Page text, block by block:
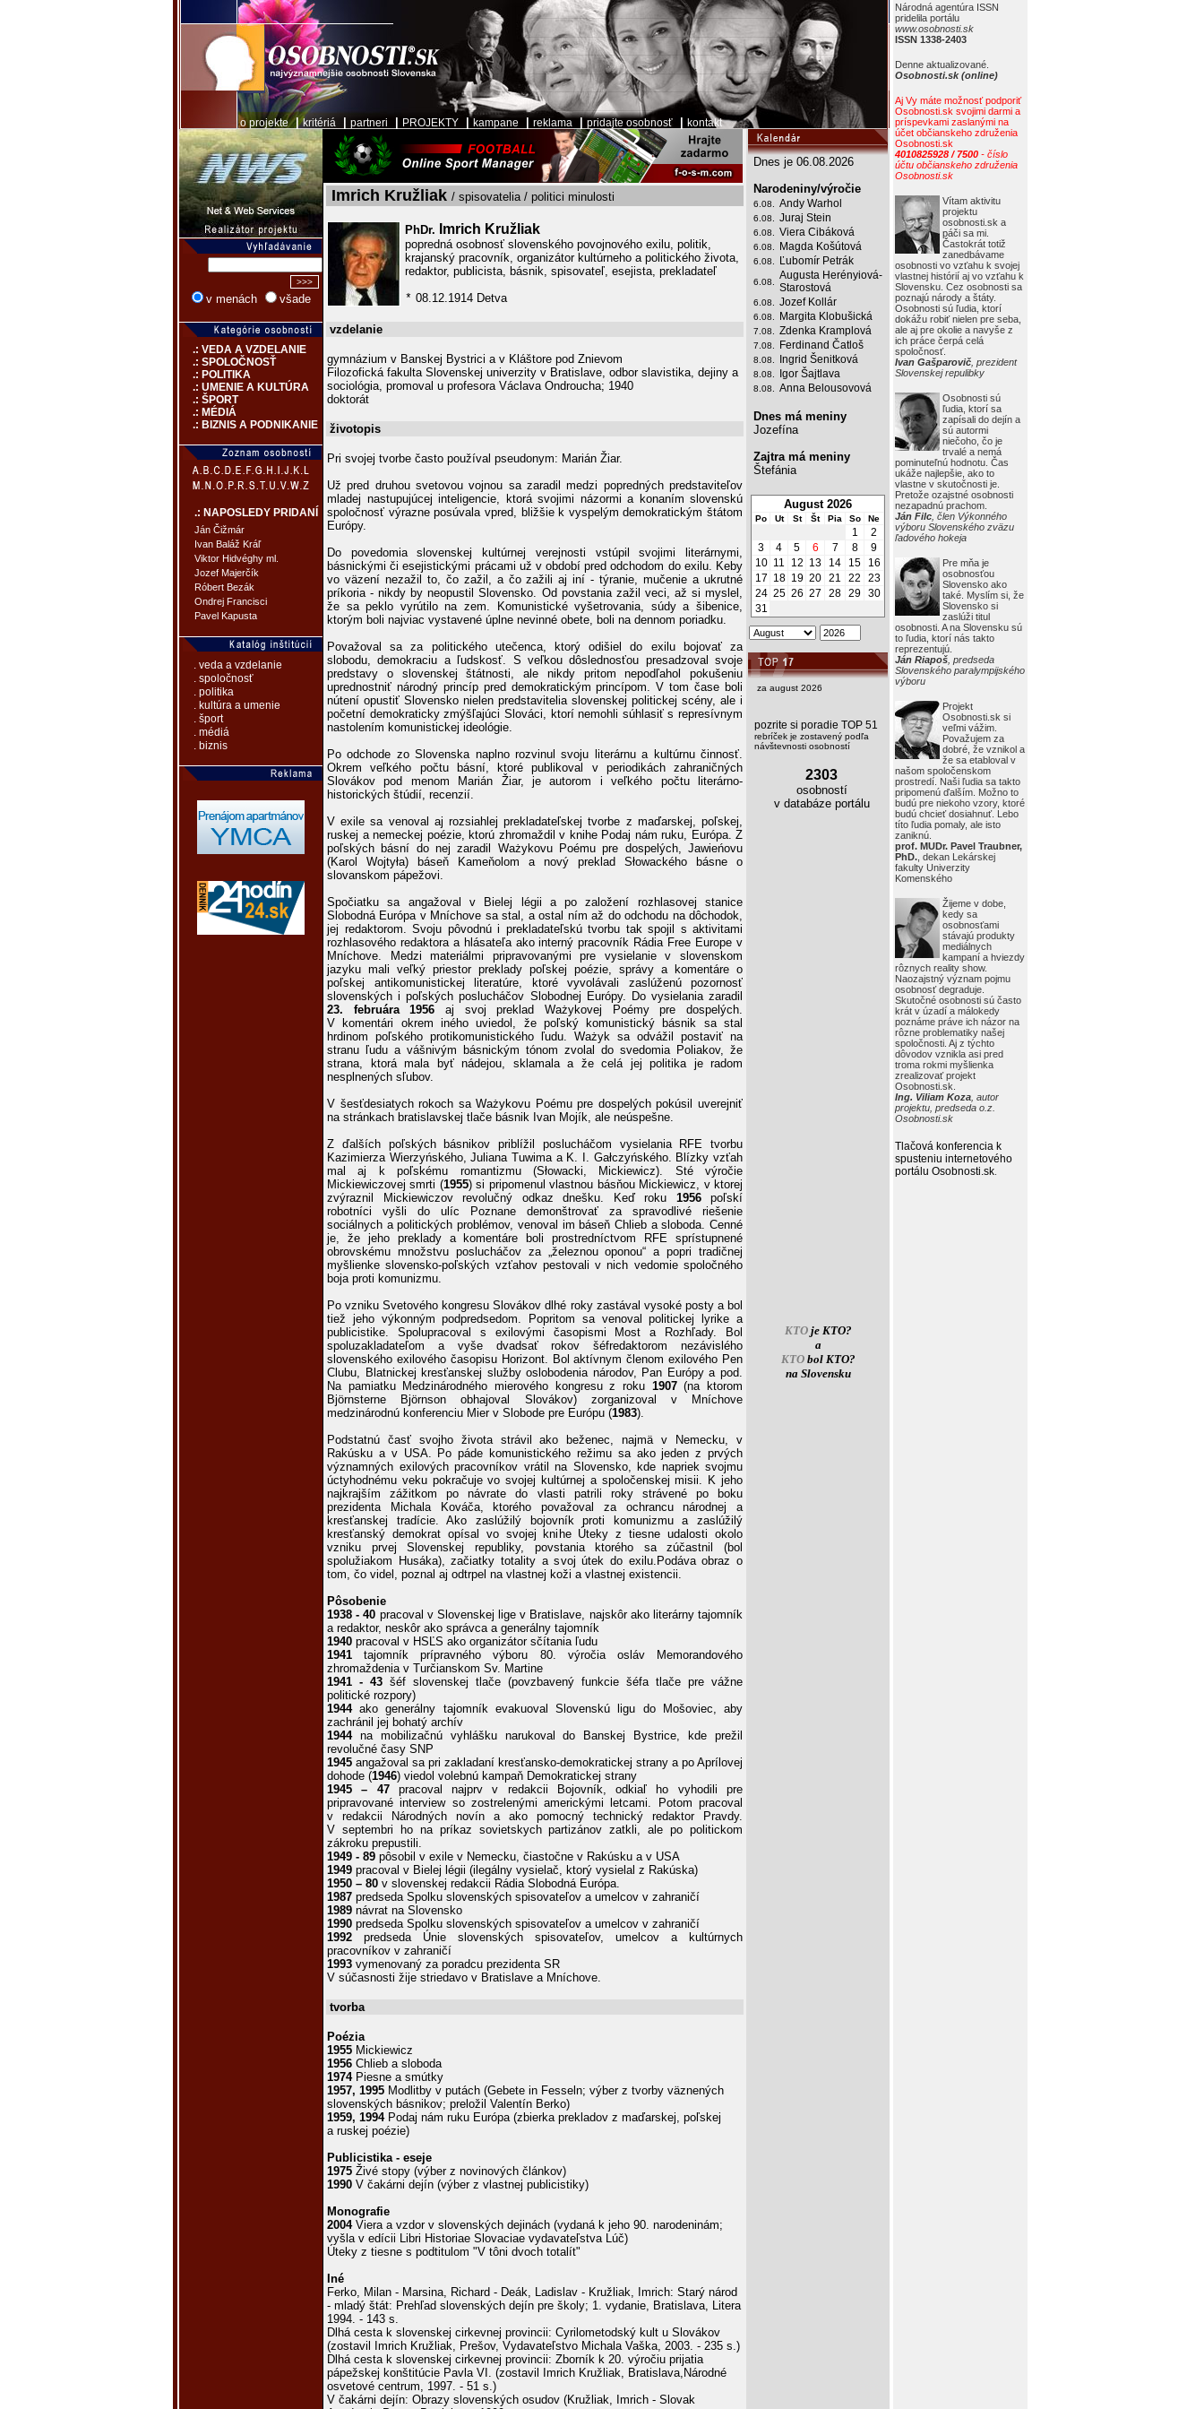
o projekte|kritériá partneri PROJEKTY kampane reklama pridajte osobnosť kontakt
Národná agentúra ISSN
pridelila portálu
www.osobnosti.sk
ISSN 1338-2403
Denne aktualizované.
Osobnosti.sk (online)
Aj Vy máte možnosť podporiť
Osobnosti.sk svojimi darmi a
príspevkami zaslanými na
účet občianskeho združenia
Osobnosti.sk
4010825928 / 7500 - číslo
účtu občianskeho združenia
Osobnosti.sk
Vítam aktivitu
projektu
osobnosti.sk a
páči sa mi.
Častokrát totiž
zanedbávame
osobnosti vo vzťahu k svojej
vlastnej histórií aj vo vzťahu k
Slovensku. Cez osobnosti sa
poznajú národy a štáty.
Osobnosti sú ľudia, ktorí
dokážu robiť nielen pre seba,
ale aj pre okolie a navyše z
ich práce čerpá celá
spoločnosť.
Ivan Gašparovič , prezident
Slovenskej repulibky
Osobnosti sú
ľudia, ktorí sa
zapísali do dejín a
sú autormi
niečoho, čo je
trvalé a nemá
pominuteľnú hodnotu. Čas
ukáže najlepšie, ako to
vlastne v skutočnosti je.
Pretože ozajstné osobnosti
nezapadnú prachom.
Ján Filc , člen Výkonného
výboru Slovenského zväzu
ľadového hokeja
Pre mňa je
osobnosťou
Slovensko ako
také. Myslím si, že
Slovensko si
zaslúži titul
osobnosti. A na Slovensku sú
to ľudia, ktorí nás takto
reprezentujú.
Ján Riapoš , predseda
Slovenského paralympijského
výboru
Projekt
Osobnosti.sk si
veľmi vážim.
Považujem za
dobré, že vznikol a
že sa etabloval v
našom spoločenskom
prostredí. Naši ľudia sa takto
pripomenú ďalším. Možno to
budú pre niekoho vzory, ktoré
budú chcieť dosiahnuť. Lebo
títo ľudia pomaly, ale isto
zaniknú.
prof. MUDr. Pavel Traubner,
PhD. , dekan Lekárskej
fakulty Univerzity
Komenského
Žijeme v dobe,
kedy sa
osobnosťami
stávajú produkty
mediálnych
kampaní a hviezdy
rôznych reality show.
Naozajstný význam pojmu
osobnosť degraduje.
Skutočné osobnosti sú často
krát v úzadí a málokedy
poznáme práve ich názor na
rôzne problematiky našej
spoločnosti. Aj z týchto
dôvodov vznikla asi pred
troma rokmi myšlienka
zrealizovať projekt
Osobnosti.sk.
Ing. Viliam Koza , autor
projektu, predseda o.z.
Osobnosti.sk
Tlačová konferencia k
spusteniu internetového
portálu Osobnosti.sk
v menách všade
.: VEDA A VZDELANIE
.: SPOLOČNOSŤ
.: POLITIKA
.: UMENIE A KULTÚRA
.: ŠPORT
.: MÉDIÁ
.: BIZNIS A PODNIKANIE
.: NAPOSLEDY PRIDANÍ
Ján Čižmár
Ivan Baláž Kráľ
Viktor Hidvéghy ml.
Jozef Majerčík
Róbert Bezák
Ondrej Francisci
Pavel Kapusta
. veda a vzdelanie
. spoločnosť
. politika
. kultúra a umenie
. šport
. médiá
. biznis
Imrich Kružliak / spisovatelia / politici minulosti
PhDr. Imrich Kružliak
popredná osobnosť slovenského povojnového exilu, politik,
krajanský pracovník, organizátor kultúrneho a politického života,
redaktor, publicista, básnik, spisovateľ, esejista, prekladateľ
* 08.12.1914 Detva
vzdelanie
gymnázium v Banskej Bystrici a v Kláštore pod Znievom
Filozofická fakulta Slovenskej univerzity v Bratislave, odbor slavistika, dejiny a
sociológia, promoval u profesora Václava Ondroucha; 1940
doktorát
životopis
Pri svojej tvorbe často používal pseudonym: Marián Žiar.
Už pred druhou svetovou vojnou sa zaradil medzi popredných predstaviteľov
mladej nastupujúcej inteligencie, ktorá svojimi názormi a konaním slovenskú
spoločnosť výrazne posúvala vpred, bližšie k vyspelým demokratickým štátom
Európy.
Do povedomia slovenskej kultúrnej verejnosti vstúpil svojimi literárnymi,
básnickými či esejistickými prácami už v období pred odchodom do exilu. Keby
vo väzení nezažil to, čo zažil, a čo zažili aj iní - týranie, mučenie a ukrutné
príkoria - nikdy by neopustil Slovensko. Od povstania zažil veci, až si myslel,
že sa peklo vyrútilo na zem. Komunistické vyšetrovania, súdy a šibenice,
ktorým boli najviac vystavené úplne nevinné obete, boli na dennom poriadku.
Považoval sa za politického utečenca, ktorý odišiel do exilu bojovať za
slobodu, demokraciu a ľudskosť. S veľkou dôslednosťou presadzoval svoje
predstavy o slovenskej štátnosti, ale nikdy pritom nepodľahol pokušeniu
uprednostniť národný princíp pred demokratickým princípom. V tom čase boli
nútení opustiť Slovensko nielen predstavitelia slovenskej politickej scény, ale i
početní demokraticky zmýšľajúci Slováci, ktorí nemohli súhlasiť s represívnym
nastolením komunistickej ideológie.
Po odchode zo Slovenska naplno rozvinul svoju literárnu a kultúrnu činnosť.
Okrem veľkého počtu básní, ktoré publikoval v periodikách zahraničných
Slovákov pod menom Marián Žiar, je autorom i veľkého počtu literárno-
historických štúdií, recenzií.
V exile sa venoval aj rozsiahlej prekladateľskej tvorbe z maďarskej, poľskej,
ruskej a nemeckej poézie, ktorú zhromaždil v knihe Podaj nám ruku, Európa. Z
poľských básní do nej zaradil Ważykovu Poému pre dospelých, Jawieńovu
(Karol Wojtyła) báseň Kameňolom a nový preklad Słowackého básne o
slovanskom pápežovi.
Spočiatku sa angažoval v Bielej légii a po založení rozhlasovej stanice
Slobodná Európa v Mníchove sa stal, a ostal ním až do odchodu na dôchodok,
jej redaktorom. Svoju pôvodnú i prekladateľskú tvorbu tak spojil s aktivitami
rozhlasového redaktora a hlásateľa ako interný pracovník Rádia Free Europe v
Mníchove. Medzi materiálmi pripravovanými pre vysielanie v slovenskom
jazyku mali veľký priestor preklady poľskej poézie, správy a komentáre o
poľskej antikomunistickej literatúre, ktoré vyvolávali zaslúženú pozornosť
slovenských i poľských poslucháčov Slobodnej Európy. Do vysielania zaradil
23. februára 1956 aj svoj preklad Ważykovej Poémy pre dospelých.
V komentári okrem iného uviedol, že poľský komunistický básnik sa stal
hrdinom poľského protikomunistického ľudu. Ważyk sa odvážil postaviť na
stranu ľudu a vášnivým básnickým tónom zvolal do svedomia Poliakov, že
strana, ktorá mala byť nádejou, sklamala a že celá jej politika je radom
nesplnených sľubov.
V šesťdesiatych rokoch sa Ważykovu Poému pre dospelých pokúsil uverejniť
na stránkach bratislavskej tlače básnik Ivan Mojík, ale neúspešne.
Z ďalších poľských básnikov priblížil poslucháčom vysielania RFE tvorbu
Kazimierza Wierzyńského, Juliana Tuwima a K. I. Gałczyńského. Blízky vzťah
mal aj k poľskému romantizmu (Słowacki, Mickiewicz). Sté výročie
Mickiewiczovej smrti (1955) si pripomenul vlastnou básňou Mickiewicz, v ktorej
zvýraznil Mickiewiczov revolučný odkaz dnešku. Keď roku 1956poľskí
robotníci vyšli do ulíc Poznane demonštrovať za spravodlivé riešenie
sociálnych a politických problémov, venoval im báseň Chlieb a sloboda. Cenné
je, že jeho preklady a komentáre boli prostredníctvom RFE sprístupnené
obrovskému množstvu poslucháčov za „železnou oponou“ a popri tradičnej
myšlienke slovensko-poľských vzťahov pestovali v nich vedomie spoločného
boja proti komunizmu.
Po vzniku Svetového kongresu Slovákov dlhé roky zastával vysoké posty a bol
tiež jeho výkonným podpredsedom. Popritom sa venoval politickej lyrike a
publicistike. Spolupracoval s exilovými časopismi Most a Rozhľady. Bol
spoluzakladateľom a vyše dvadsať rokov šéfredaktorom nezávislého
slovenského exilového časopisu Horizont. Bol aktívnym členom exilového Pen
Clubu, Blatnickej kresťanskej služby oslobodenia národov, Pan Európy a pod.
Na pamiatku Medzinárodného mierového kongresu z roku 1907(na ktorom
Björnsterne Björnson obhajoval Slovákov) zorganizoval v Mníchove
medzinárodnú konferenciu Mier v Slobode pre Európu (1983).
Podstatnú časť svojho života strávil ako beženec, najmä v Nemecku, v
Rakúsku a v USA. Po páde komunistického režimu sa ako jeden z prvých
významných exilových pracovníkov vrátil na Slovensko, kde napriek svojmu
úctyhodnému veku pokračuje vo svojej kultúrnej a spoločenskej misii. K jeho
najkrajším zážitkom po návrate do vlasti patrili roky strávené po boku
prezidenta Michala Kováča, ktorého považoval za ochrancu národnej a
kresťanskej tradície. Ako zaslúžilý bojovník proti komunizmu a zaslúžilý
kresťanský demokrat opísal vo svojej knihe Úteky z tiesne udalosti okolo
vzniku prvej Slovenskej republiky, povstania ktorého sa zúčastnil (bol
spolužiakom Husáka), začiatky totality a svoj útek do exilu.Podáva obraz o
tom, čo videl, poznal aj odtrpel na vlastnej koži a vlastnej existencii.
Pôsobenie
1938 - 40 pracoval v Slovenskej lige v Bratislave, najskôr ako literárny tajomník
a redaktor, neskôr ako správca a generálny tajomník
1940 pracoval v HSĽS ako organizátor sčítania ľudu
1941 tajomník prípravného výboru 80. výročia osláv Memorandového
zhromaždenia v Turčianskom Sv. Martine
1941 - 43 šéf slovenskej tlače (povzbavený funkcie šéfa tlače pre vážne
politické rozpory)
1944ako generálny tajomník evakuoval Slovenskú ligu do Mošoviec, aby
zachránil jej bohatý archív
1944na mobilizačnú vyhlášku narukoval do Banskej Bystrice, kde prežil
revolučné časy SNP
1945 angažoval sa pri zakladaní kresťansko-demokratickej strany a po Aprílovej
dohode (1946) viedol volebnú kampaň Demokratickej strany
1945 – 47pracoval najprv v redakcii Bojovník, odkiaľ ho vyhodili pre
pripravované interview so zostrelenými americkými letcami. Potom pracoval
v redakcii Národných novín a ako pomocný technický redaktor Pravdy.
V septembri ho na príkaz sovietskych partizánov zatkli, ale po politickom
zákroku prepustili.
1949 - 89 pôsobil v exile v Nemecku, čiastočne v Rakúsku a v USA
1949 pracoval v Bielej légii (ilegálny vysielač, ktorý vysielal z Rakúska)
1950 – 80 v slovenskej redakcii Rádia Slobodná Európa.
1987 predseda Spolku slovenských spisovateľov a umelcov v zahraničí
1989 návrat na Slovensko
1990 predseda Spolku slovenských spisovateľov a umelcov v zahraničí
1992 predseda Únie slovenských spisovateľov, umelcov a kultúrnych
pracovníkov v zahraničí
1993 vymenovaný za poradcu prezidenta SR
V súčasnosti žije striedavo v Bratislave a Mníchove.
tvorba
Poézia
1955 Mickiewicz
1956 Chlieb a sloboda
1974Piesne a smútky
1957, 1995 Modlitby v putách (Gebete in Fesseln; výber z tvorby väznených
slovenských básnikov; preložil Valentín Berko)
1959, 1994Podaj nám ruku Európa (zbierka prekladov z maďarskej, poľskej
a ruskej poézie)
Publicistika - eseje
1975 Živé stopy (výber z novinových článkov)
1990 V čakárni dejín (výber z vlastnej publicistiky)
Monografie
2004Viera a vzdor v slovenských dejinách (vydaná k jeho 90. narodeninám;
vyšla v edícii Libri Historiae Slovaciae vydavateľstva Lúč)
Úteky z tiesne s podtitulom "V tôni dvoch totalít"
Iné
Ferko, Milan - Marsina, Richard - Deák, Ladislav - Kružliak, Imrich: Starý národ
- mladý štát: Prehľad slovenských dejín pre školy; 1. vydanie, Bratislava, Litera
1994. - 143 s.
Dlhá cesta k slovenskej cirkevnej provincii: Cyrilometodský kult u Slovákov
(zostavil Imrich Kružliak, Prešov, Vydavateľstvo Michala Vaška, 2003. - 235 s.)
Dlhá cesta k slovenskej cirkevnej provincii: Zborník k 20. výročiu prijatia
pápežskej konštitúcie Pavla VI. (zostavil Imrich Kružliak, Bratislava,Národné
osvetové centrum, 1997. - 51 s.)
V čakárni dejín: Obrazy slovenských osudov (Kružliak, Imrich - Slovak
Dnes je 06.08.2026
Narodeniny/výročie
6.08. Andy Warhol
6.08. Juraj Stein
6.08. Viera Cibáková
6.08. Magda Košútová
6.08. Ľubomír Petrák
6.08.
Augusta Herényiová-
Starostová
6.08. Jozef Kollár
6.08. Margita Klobušická
7.08. Zdenka Kramplová
7.08. Ferdinand Čatloš
8.08. Ingrid Šenitková
8.08. Igor Šajtlava
8.08. Anna Belousovová
Dnes má meniny
Jozefína
Zajtra má meniny
Štefánia
August 2026
Po Ut St Št Pia So Ne
1
2
3
4 5 6 7 8
9
10 11 12 13 14 15
16
17 18 19 20 21 22
23
24 25 26 27 28 29 30
31
za august 2026
pozrite si poradie TOP 51
rebríček je zostavený podľa
návštevnosti osobností
2303
osobností
v databáze portálu
KTOje KTO?
a
KTObol KTO?
na Slovensku